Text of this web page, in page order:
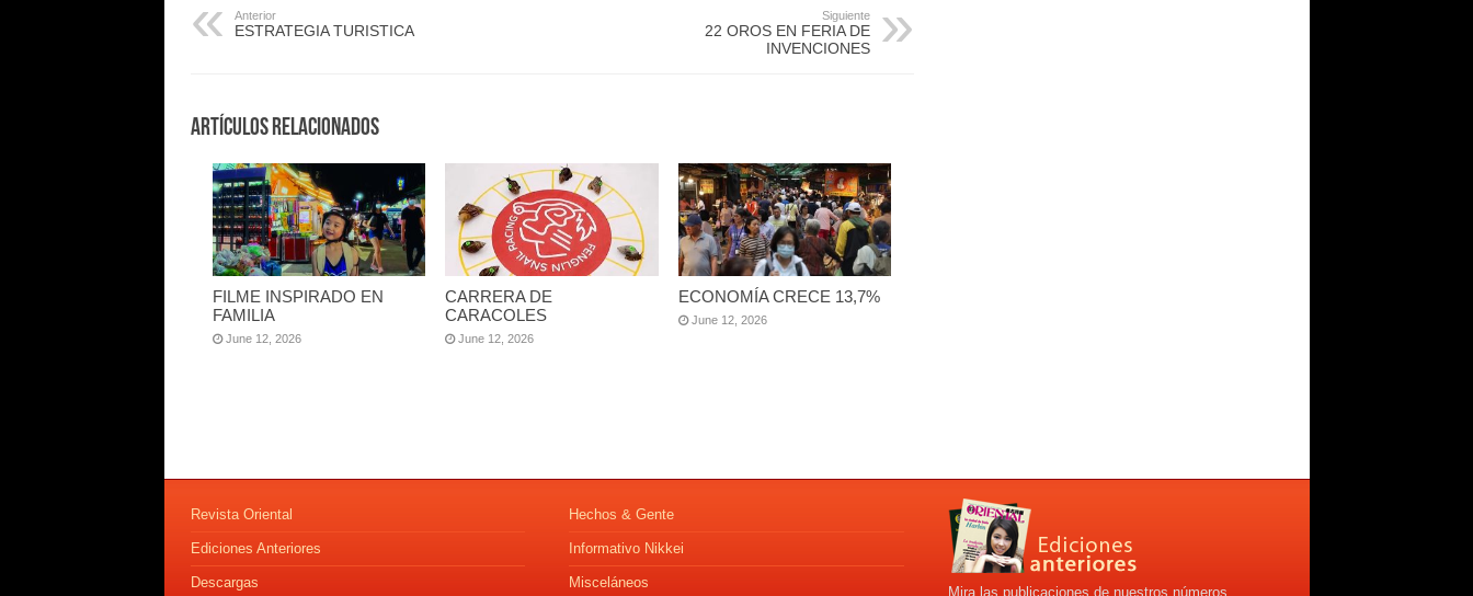
Anterior
ESTRATEGIA TURISTICA
Siguiente
22 OROS EN FERIA DE
INVENCIONES
Artículos Relacionados
FILME INSPIRADO EN
FAMILIA
June 12, 2026
CARRERA DE
CARACOLES
June 12, 2026
ECONOMÍA CRECE 13,7%
June 12, 2026
Revista Oriental
Ediciones Anteriores
Descargas
Hechos & Gente
Informativo Nikkei
Misceláneos
Mira las publicaciones de nuestros números